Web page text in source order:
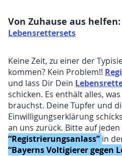
Von Zuhause aus helfen:
Lebensrettersets
Keine Zeit, zu einer der
kommen? Kein Problem!!
und lass Dir Dein
schicken. Es enthält alles,
brauchst. Deine Tupfer und
Einwilligungserklärung
an uns zurück. Bitte auf jeden
“Registrierungsanlass” in
“Bayerns Voltigierer gegen